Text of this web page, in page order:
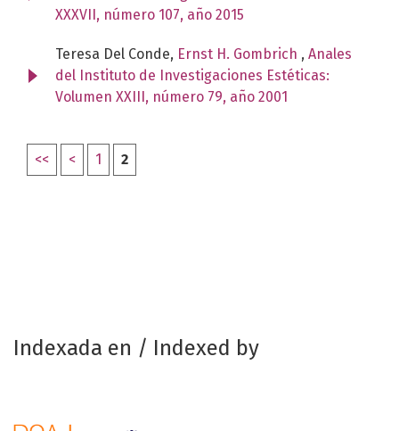
XXXVII, número 107, año 2015
Teresa Del Conde, Ernst H. Gombrich , Anales
del Instituto de Investigaciones Estéticas:
Volumen XXIII, número 79, año 2001
<< < 1 2
Indexada en / Indexed by